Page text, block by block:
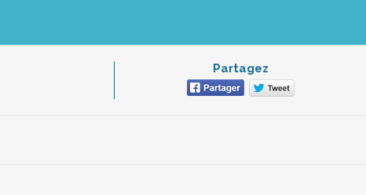
Partagez